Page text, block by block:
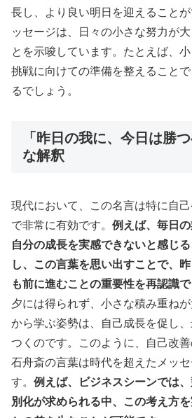
長し、より良い明日を迎えること
ッセージは、日々の小さな努力が
とを示唆しています。たとえば、
挑戦に向けての準備を整えること
るでしょう。
「昨日の我に、今日は勝
な解釈
現代において、この名言は特に自
で非常に有効です。 例えば、毎日の
自分の成長を実感できないと感じ
し、この言葉を思い出すことで、
も前に進むことの重要性を再認識で
夕には得られず、小さな積み重ね
から学ぶ姿勢は、自己成長を促し
つくのです。このように、自己改善
石舟斎の言葉は時代を超えたメッ
す。 例えば、ビジネスシーンでは
別化が求められる中、この考え方